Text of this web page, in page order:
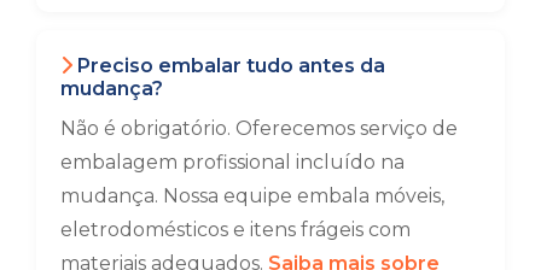
Preciso embalar tudo antes da
mudança?
Não é obrigatório. Oferecemos serviço de
embalagem profissional incluído na
mudança. Nossa equipe embala móveis,
eletrodomésticos e itens frágeis com
materiais adequados. Saiba mais sobre